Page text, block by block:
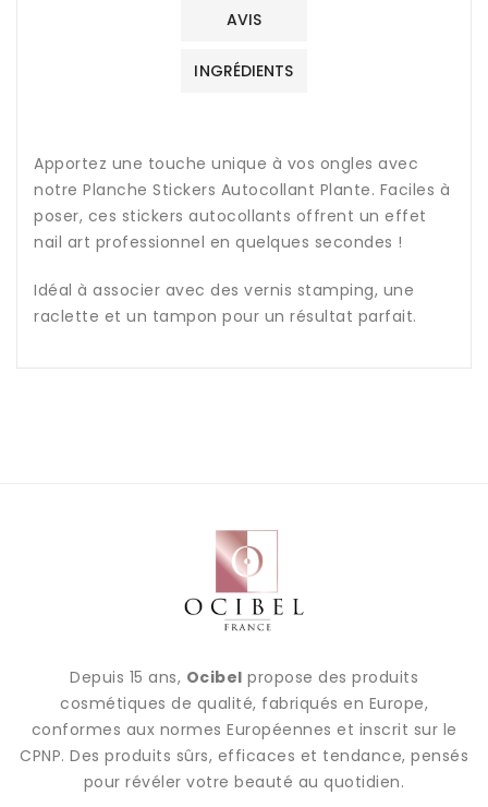
AVIS
INGRÉDIENTS
Apportez une touche unique à vos ongles avec
notre Planche Stickers Autocollant Plante. Faciles à
poser, ces stickers autocollants offrent un effet
nail art professionnel en quelques secondes !
Idéal à associer avec des vernis stamping, une
raclette et un tampon pour un résultat parfait.
Depuis 15 ans, Ocibel propose des produits
cosmétiques de qualité, fabriqués en Europe,
conformes aux normes Européennes et inscrit sur le
CPNP. Des produits sûrs, efficaces et tendance, pensés
pour révéler votre beauté au quotidien.